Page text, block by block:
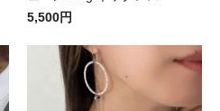
5,500円